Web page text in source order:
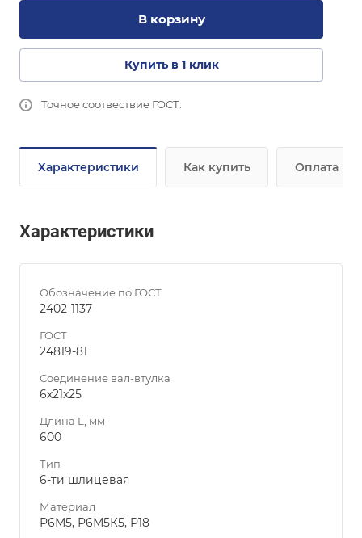
В корзину
Купить в 1 клик
Точное соотвествие ГОСТ.
Характеристики Как купить Оплата
Характеристики
Обозначение по ГОСТ
2402-1137
ГОСТ
24819-81
Соединение вал-втулка
6х21х25
Длина L, мм
600
Тип
6-ти шлицевая
Материал
Р6М5, Р6М5К5, Р18